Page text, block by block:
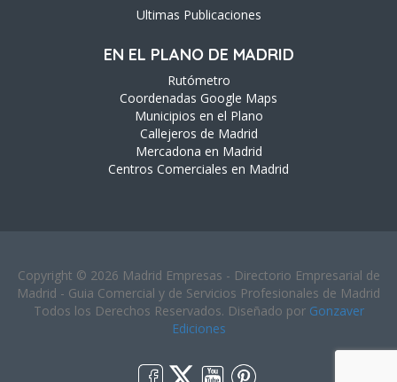
Ultimas Publicaciones
EN EL PLANO DE MADRID
Rutómetro
Coordenadas Google Maps
Municipios en el Plano
Callejeros de Madrid
Mercadona en Madrid
Centros Comerciales en Madrid
Copyright © 2026 Madrid Empresas - Directorio Empresarial de
Madrid - Guia Comercial y de Servicios Profesionales de Madrid
Todos los Derechos Reservados. Diseñado por Gonzaver
Ediciones